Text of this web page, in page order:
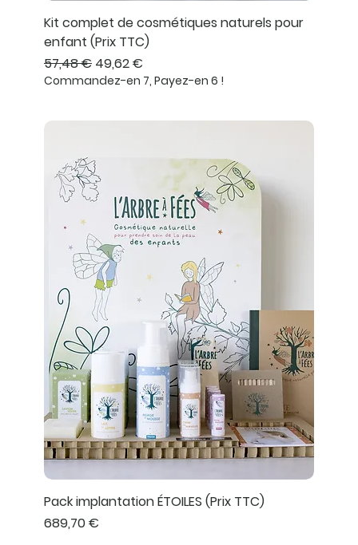
Kit complet de cosmétiques naturels pour
enfant (Prix TTC)
Prix original
57,48 € Prix promotionnel
49,62 €
Commandez-en 7, Payez-en 6 !
Pack implantation ÉTOILES (Prix TTC)
Prix
689,70 €